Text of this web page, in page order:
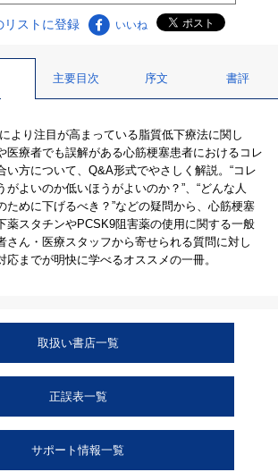
リストに登録 いいね
主要目次 序文 書評
より注目が高まっている脂質低下療法に関し
医療者でも誤解がある心筋梗塞患者におけるコレ
い方について、Q&A形式でやさしく解説。“コレ
がよいのか低いほうがよいのか？”、“どんな人
ために下げるべき？”などの疑問から、心筋梗塞
薬スタチンやPCSK9阻害薬の使用に関する一般
さん・医療スタッフから寄せられる質問に対し
応までが明快に学べるオススメの一冊。
取扱い書店一覧
正誤表一覧
サポート情報一覧